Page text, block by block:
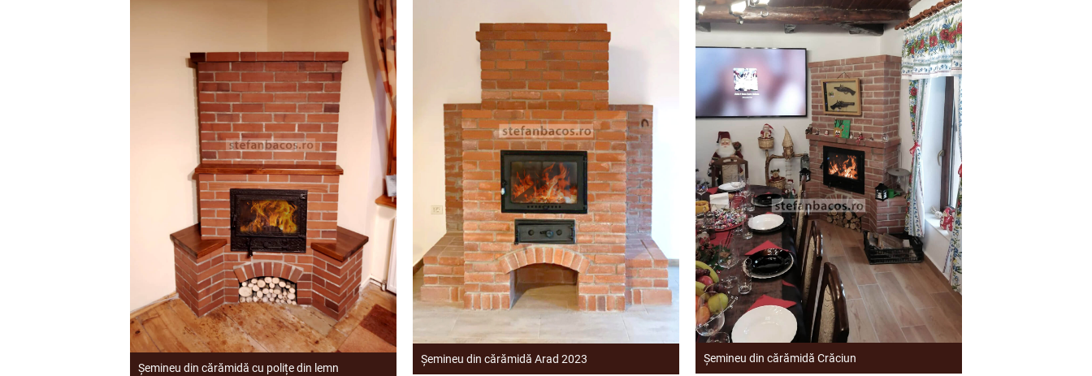
Șemineu din cărămidă cu polițe din lemn
Șemineu din cărămidă Arad 2023 Șemineu din cărămidă Crăciun